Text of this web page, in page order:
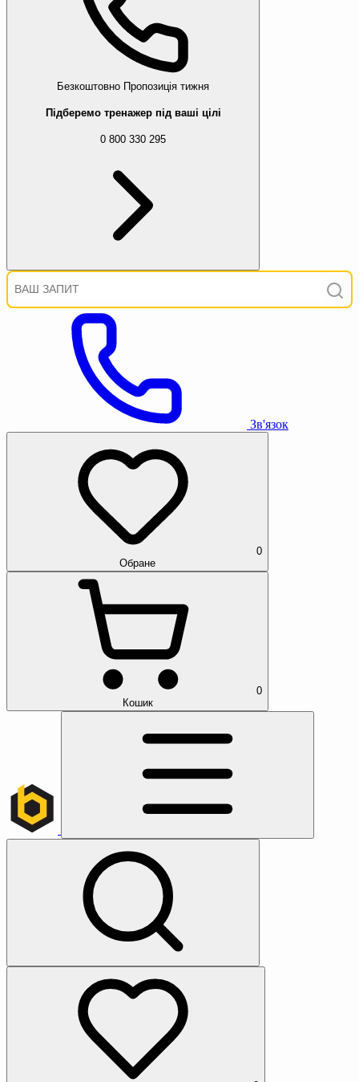
Безкоштовно Пропозиція тижня
Підберемо тренажер під ваші цілі
0 800 330 295
Зв'язок
0
Обране
0
Кошик